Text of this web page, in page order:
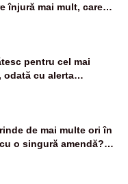
înjură mai mult, care
proiecte”
pentru cel mai
odată cu alerta
de mai multe ori în
o singură amendă?